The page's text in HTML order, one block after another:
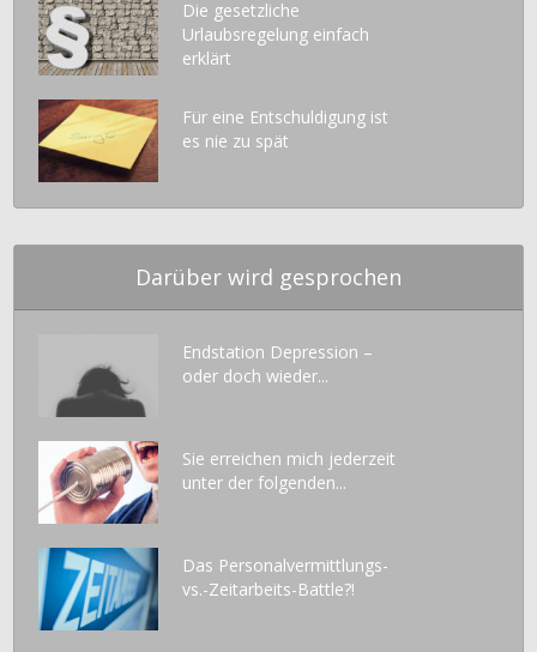
Die gesetzliche
Urlaubsregelung einfach
erklärt
Für eine Entschuldigung ist
es nie zu spät
Darüber wird gesprochen
Endstation Depression –
oder doch wieder...
Sie erreichen mich jederzeit
unter der folgenden...
Das Personalvermittlungs-
vs.-Zeitarbeits-Battle?!